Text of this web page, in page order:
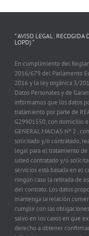
” AVISO LEGAL: RECOGIDA
LOPD) “
En cumplimiento del
2016/679 del Parlamento
2016 y la ley orgánica 3/
Datos Personales y de
informamos que los datos
tratamiento por parte de
G29901550, con domicilio
GENERAL MACIAS Nº 2 ,
solicitado y/o contratado,
legal para el tratamiento
usted contratado y/o
servicios está basada en el
ningún caso la retirada de
del contrato. Los datos
mantenga la relación
cumplir con las
salvo en los casos en que
derecho a obtener